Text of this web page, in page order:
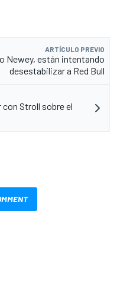
ARTÍCULO PREVIO
Newey, están intentando
desestabilizar a Red Bull
Stroll sobre el